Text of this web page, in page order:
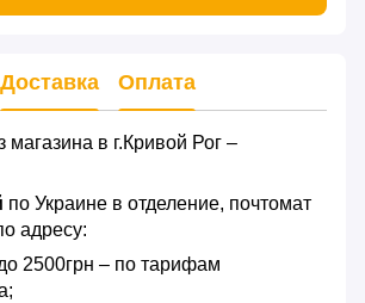
Доставка Оплата
магазина в г.Кривой Рог –
по Украине в отделение, почтомат
адресу:
2500грн – по тарифам